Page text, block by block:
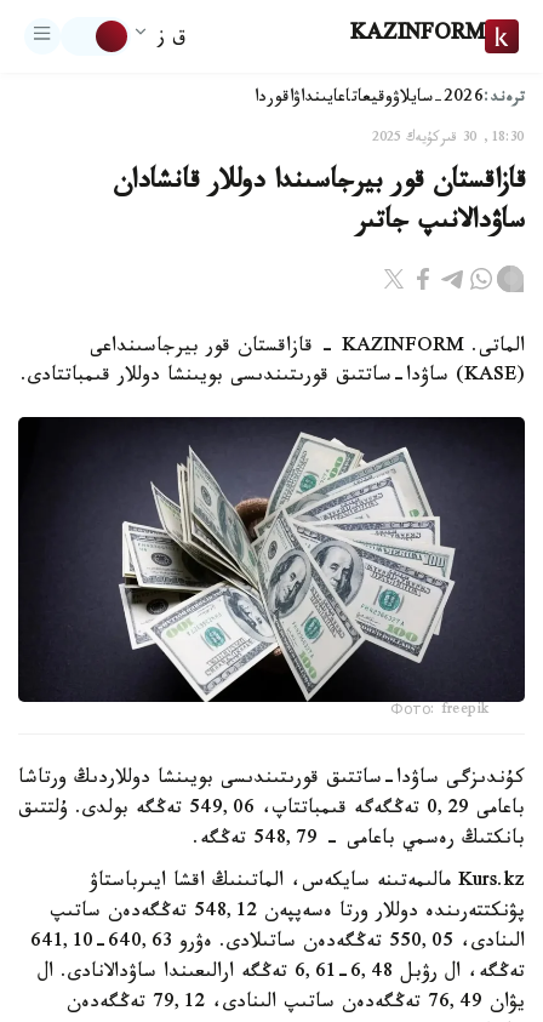
KAZINFORM ق ز
ترەند:2026-سايلاۋ وقيعاتاعايىنداۋاقوردا
18:30, 30 قىركۇيەك 2025
قازاقستان قور بيرجاسىندا دوللار قانشادان
ساۋدالانىپ جاتىر
الماتى. KAZINFORM - قازاقستان قور بيرجاسىنداعى
(KASE) ساۋدا-ساتتىق قورىتىندىسى بويىنشا دوللار قىمباتتادى.
Фото: freepik
كۇندىزگى ساۋدا-ساتتىق قورىتىندىسى بويىنشا دوللاردىڭ ورتاشا
باعامى 0,29 تەڭگەگە قىمباتتاپ، 549,06 تەڭگە بولدى. ۇلتتىق
بانكتىڭ رەسمي باعامى - 548,79 تەڭگە.
Kurs.kz مالىمەتىنە سايكەس، الماتىنىڭ اقشا ايىرباستاۋ
پۋنكتتەرىندە دوللار ورتا ەسەپپەن 548,12 تەڭگەدەن ساتىپ
الىنادى، 550,05 تەڭگەدەن ساتىلادى. ەۋرو 640,63-641,10
تەڭگە، ال رۋبل 6,48-6,61 تەڭگە ارالىعىندا ساۋدالانادى. ال
يۋان 76,49 تەڭگەدەن ساتىپ الىنادى، 79,12 تەڭگەدەن